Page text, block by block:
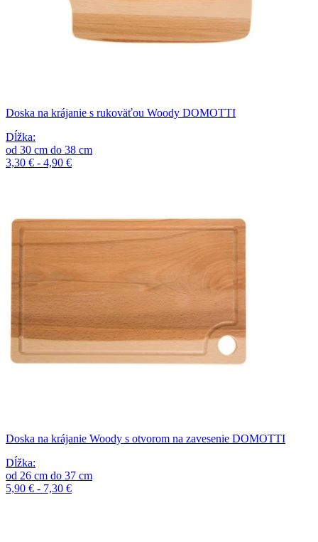
Doska na krájanie s rukoväťou Woody DOMOTTI
Dĺžka:
od 30 cm do 38 cm
3,30 € - 4,90 €
Doska na krájanie Woody s otvorom na zavesenie DOMOTTI
Dĺžka:
od 26 cm do 37 cm
5,90 € - 7,30 €